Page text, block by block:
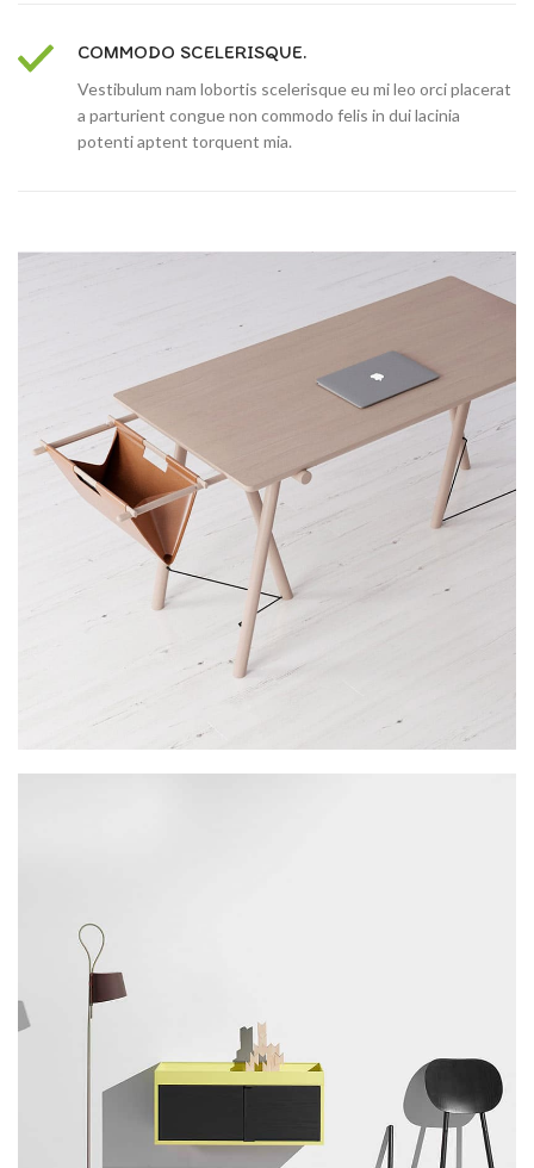
COMMODO SCELERISQUE.
Vestibulum nam lobortis scelerisque eu mi leo orci placerat
a parturient congue non commodo felis in dui lacinia
potenti aptent torquent mia.